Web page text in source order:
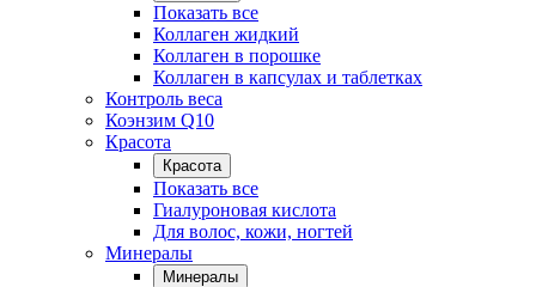
Показать все
Коллаген жидкий
Коллаген в порошке
Коллаген в капсулах и таблетках
Контроль веса
Коэнзим Q10
Красота
Красота
Показать все
Гиалуроновая кислота
Для волос, кожи, ногтей
Минералы
Минералы